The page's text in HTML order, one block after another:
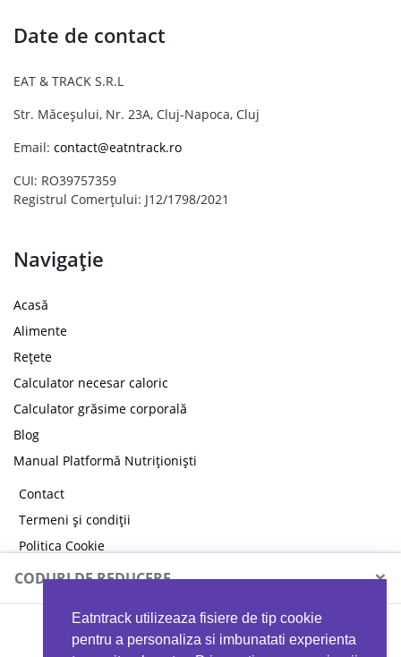
Eatntrack utilizeaza fisiere de tip cookie
pentru a personaliza si imbunatati experienta
Date de contact
EAT & TRACK S.R.L
Str. Măceșului, Nr. 23A, Cluj-Napoca, Cluj
Email: contact@eatntrack.ro
CUI: RO39757359
Registrul Comerțului: J12/1798/2021
Navigație
Acasă
Alimente
Rețete
Calculator necesar caloric
Calculator grăsime corporală
Blog
Manual Platformă Nutriționiști
Contact
Termeni și condiții
Politica Cookie
Politica de confidențialitate
CODURI DE REDUCERE ×
MYPROTEIN